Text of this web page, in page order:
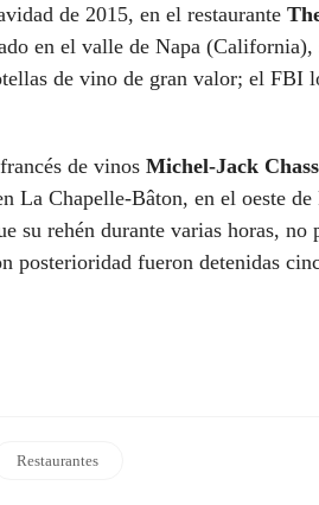
de 2015, en el restaurante
en el valle de Napa (California),
de vino de gran valor; el FBI
de vinos Michel-Jack
La Chapelle-Bâton, en el oeste
su rehén durante varias horas, no
posterioridad fueron detenidas
Restaurantes